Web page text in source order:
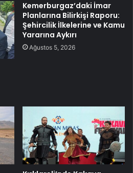
Kemerburgaz’daki İmar
Planlarına Bilirkişi Raporu:
Şehircilik İlkelerine ve Kamu
Yararına Aykırı
Ağustos 5, 2026